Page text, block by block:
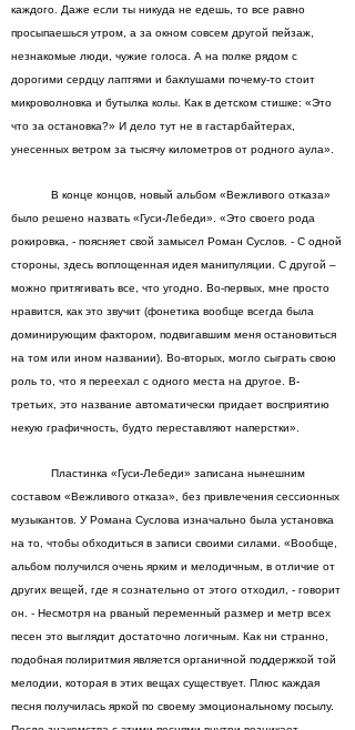
каждого. Даже если ты никуда не едешь, то все равно
просыпаешься утром, а за окном совсем другой пейзаж,
незнакомые люди, чужие голоса. А на полке рядом с
дорогими сердцу лаптями и баклушами почему-то стоит
микроволновка и бутылка колы. Как в детском стишке: «Это
что за остановка?» И дело тут не в гастарбайтерах,
унесенных ветром за тысячу километров от родного аула».
В конце концов, новый альбом «Вежливого отказа»
было решено назвать «Гуси-Лебеди». «Это своего рода
рокировка, - поясняет свой замысел Роман Суслов. - С одной
стороны, здесь воплощенная идея манипуляции. С другой –
можно притягивать все, что угодно. Во-первых, мне просто
нравится, как это звучит (фонетика вообще всегда была
доминирующим фактором, подвигавшим меня остановиться
на том или ином названии). Во-вторых, могло сыграть свою
роль то, что я переехал с одного места на другое. В-
третьих, это название автоматически придает восприятию
некую графичность, будто переставляют наперстки».
Пластинка «Гуси-Лебеди» записана нынешним
составом «Вежливого отказа», без привлечения сессионных
музыкантов. У Романа Суслова изначально была установка
на то, чтобы обходиться в записи своими силами. «Вообще,
альбом получился очень ярким и мелодичным, в отличие от
других вещей, где я сознательно от этого отходил, - говорит
он. - Несмотря на рваный переменный размер и метр всех
песен это выглядит достаточно логичным. Как ни странно,
подобная полиритмия является органичной поддержкой той
мелодии, которая в этих вещах существует. Плюс каждая
песня получилась яркой по своему эмоциональному посылу.